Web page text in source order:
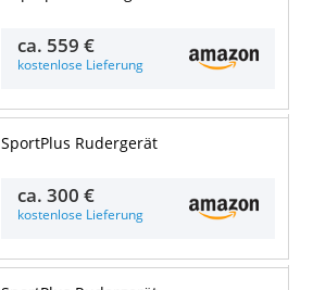
ca. 559 €
kostenlose Lieferung
SportPlus Rudergerät
ca.300 €
kostenlose Lieferung